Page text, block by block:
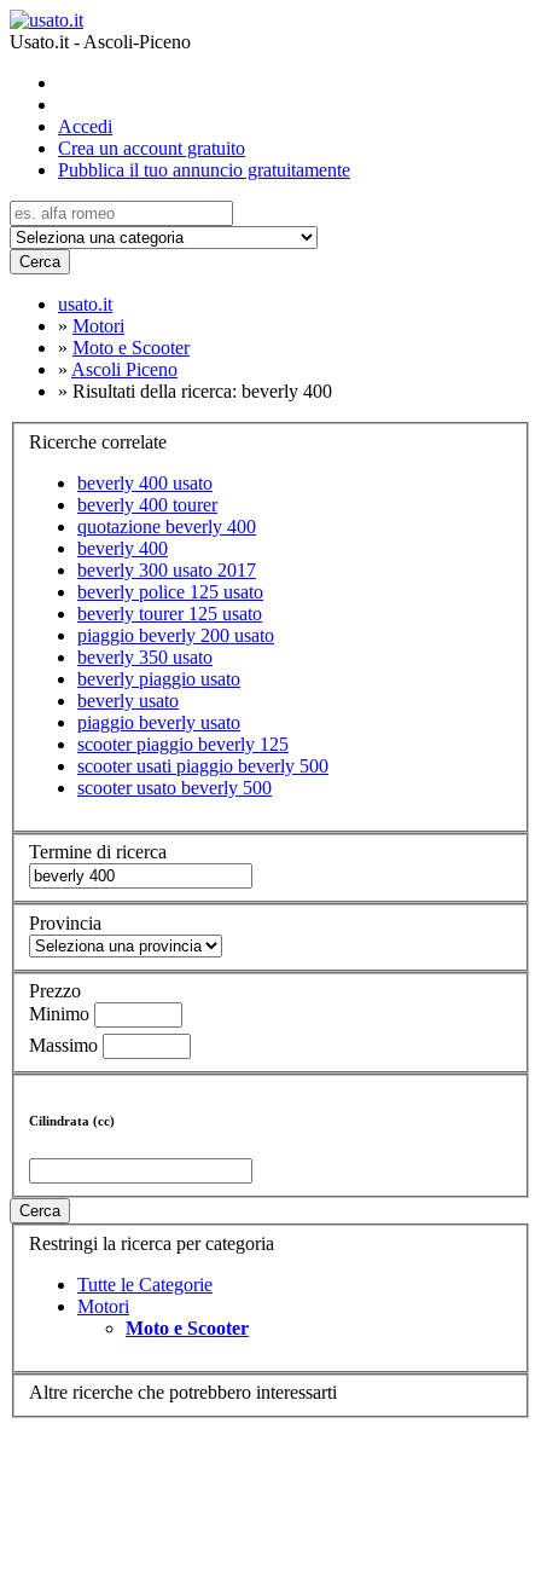
Usato.it - Ascoli-Piceno
Accedi
Crea un account gratuito
Pubblica il tuo annuncio gratuitamente
Cerca
usato.it
» Motori
» Moto e Scooter
» Ascoli Piceno
» Risultati della ricerca: beverly 400
Ricerche correlate
beverly 400 usato
beverly 400 tourer
quotazione beverly 400
beverly 400
beverly 300 usato 2017
beverly police 125 usato
beverly tourer 125 usato
piaggio beverly 200 usato
beverly 350 usato
beverly piaggio usato
beverly usato
piaggio beverly usato
scooter piaggio beverly 125
scooter usati piaggio beverly 500
scooter usato beverly 500
Termine di ricerca
Provincia
Prezzo
Minimo
Massimo
Cilindrata (cc)
Cerca
Restringi la ricerca per categoria
Tutte le Categorie
Motori
Moto e Scooter
Altre ricerche che potrebbero interessarti